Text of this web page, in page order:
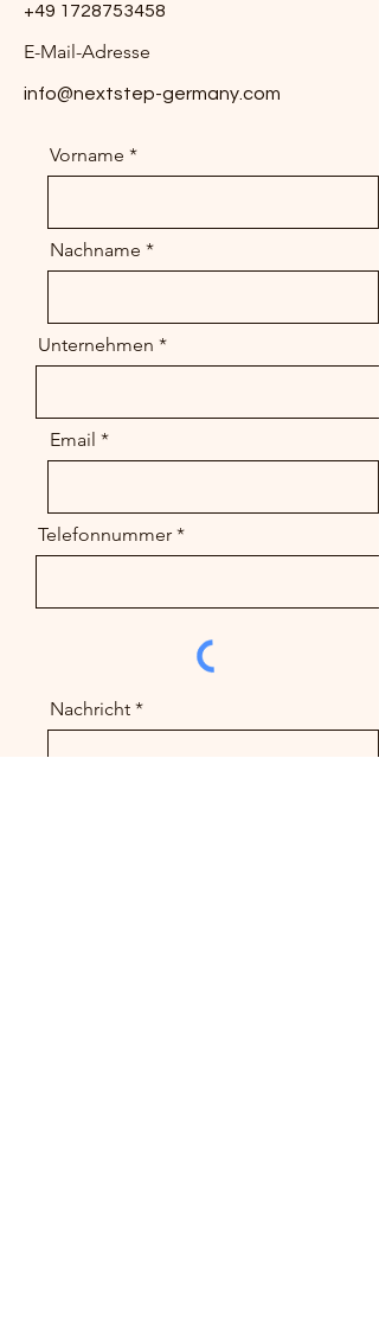
+49 1728753458
E-Mail-Adresse
info@nextstep-germany.com
Vorname
Nachname
Unternehmen
Email
Telefonnummer
Nachricht